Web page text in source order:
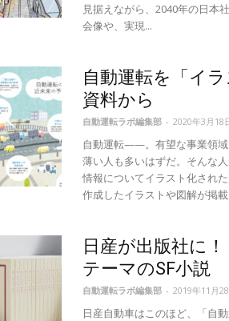
見据えながら、2040年の日本
会像や、実現...
自動運転を「イ
資料から
自動運転ラボ編集部 - 2020年3月18
自動運転——。有望な事業領域
薄い人も多いはずだ。そんな
情報についてイラスト化され
作成したイラストや図解が掲載
日産が出版社に！
テーマのSF小説
自動運転ラボ編集部 - 2019年11月
日産自動車はこのほど、「自